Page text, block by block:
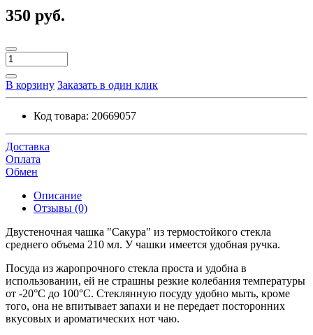
350 руб.
В корзину Заказать в один клик
Код товара: 20669057
Доставка
Оплата
Обмен
Описание
Отзывы (0)
Двустеночная чашка "Сакура" из термостойкого стекла
среднего объема 210 мл. У чашки имеется удобная ручка.
Посуда из жаропрочного стекла проста и удобна в
использовании, ей не страшны резкие колебания температуры
от -20°C до 100°C. Стеклянную посуду удобно мыть, кроме
того, она не впитывает запахи и не передает посторонних
вкусовых и ароматических нот чаю.